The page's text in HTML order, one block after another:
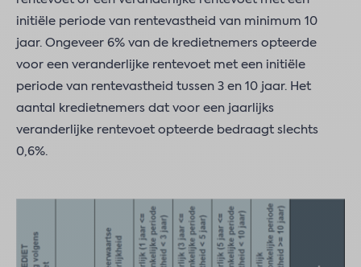
initiële periode van rentevastheid van minimum 10
jaar. Ongeveer 6% van de kredietnemers opteerde
voor een veranderlijke rentevoet met een initiële
periode van rentevastheid tussen 3 en 10 jaar. Het
aantal kredietnemers dat voor een jaarlijks
veranderlijke rentevoet opteerde bedraagt slechts
0,6%.